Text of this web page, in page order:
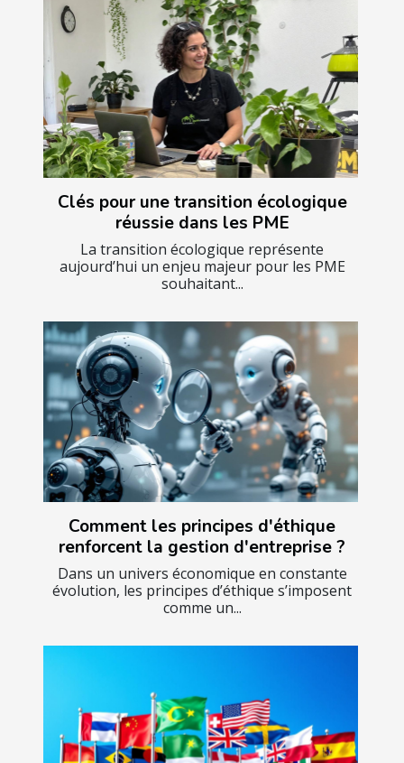
Clés pour une transition écologique
réussie dans les PME
La transition écologique représente
aujourd’hui un enjeu majeur pour les PME
souhaitant...
Comment les principes d'éthique
renforcent la gestion d'entreprise ?
Dans un univers économique en constante
évolution, les principes d’éthique s’imposent
comme un...